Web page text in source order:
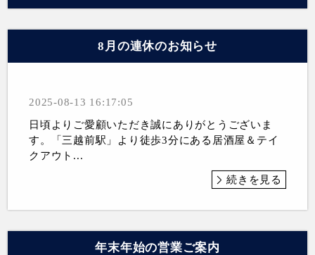
8月の連休のお知らせ
2025-08-13 16:17:05
日頃よりご愛顧いただき誠にありがとうございま
す。「三越前駅」より徒歩3分にある居酒屋＆テイ
クアウト...
続きを見る
年末年始の営業ご案内